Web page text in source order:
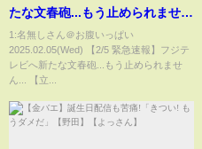
たな文春砲...もう止められませ
ん... 【立花孝志 斎藤元彦 兵庫県
NHK党 折田楓 奥谷謙一 浜田
聡】
1:名無しさん＠お腹いっぱい
2025.02.05(Wed) 【2/5 緊急速報】フジテ
レビへ新たな文春砲...もう止められませ
ん... 【立...